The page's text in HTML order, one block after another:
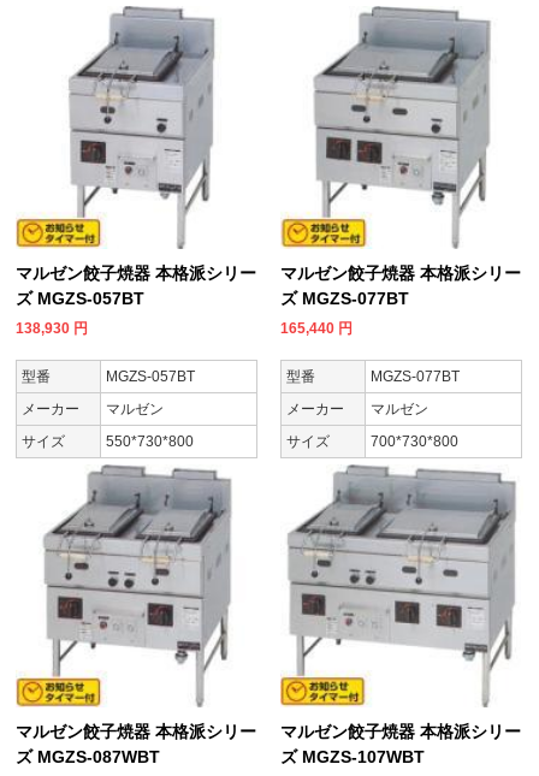
マルゼン餃子焼器 本格派シリー
ズ MGZS-057BT
138,930 円
型番
MGZS-057BT
メーカー
マルゼン
サイズ
550*730*800
マルゼン餃子焼器 本格派シリー
ズ MGZS-077BT
165,440 円
型番
MGZS-077BT
メーカー
マルゼン
サイズ
700*730*800
マルゼン餃子焼器 本格派シリー
ズ MGZS-087WBT
マルゼン餃子焼器 本格派シリー
ズ MGZS-107WBT